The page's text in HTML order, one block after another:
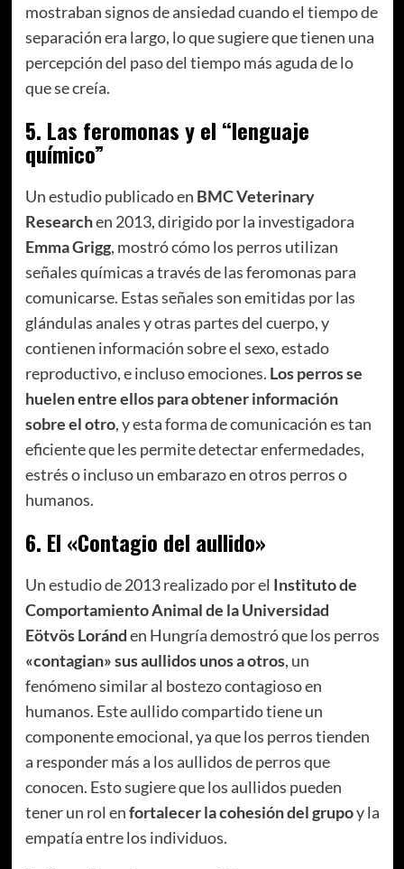
mostraban signos de ansiedad cuando el tiempo de
separación era largo, lo que sugiere que tienen una
percepción del paso del tiempo más aguda de lo
que se creía.
5. Las feromonas y el “lenguaje
químico”
Un estudio publicado en BMC Veterinary
Researchen 2013, dirigido por la investigadora
Emma Grigg, mostró cómo los perros utilizan
señales químicas a través de las feromonas para
comunicarse. Estas señales son emitidas por las
glándulas anales y otras partes del cuerpo, y
contienen información sobre el sexo, estado
reproductivo, e incluso emociones. Los perros se
huelen entre ellos para obtener información
sobre el otro, y esta forma de comunicación es tan
eficiente que les permite detectar enfermedades,
estrés o incluso un embarazo en otros perros o
humanos.
6. El «Contagio del aullido»
Un estudio de 2013 realizado por el Instituto de
Comportamiento Animal de la Universidad
Eötvös Loránden Hungría demostró que los perros
«contagian» sus aullidos unos a otros, un
fenómeno similar al bostezo contagioso en
humanos. Este aullido compartido tiene un
componente emocional, ya que los perros tienden
a responder más a los aullidos de perros que
conocen. Esto sugiere que los aullidos pueden
tener un rol enfortalecer la cohesión del grupoy la
empatía entre los individuos.